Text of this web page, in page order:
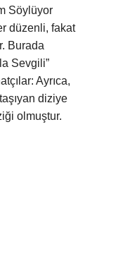
Söylüyor
düzenli, fakat
Burada
Sevgili”
Ayrıca,
diziye
olmuştur.